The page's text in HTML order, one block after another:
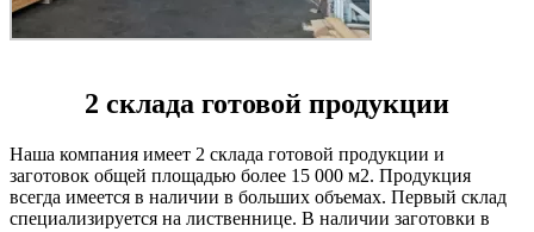
2 склада готовой продукции
Наша компания имеет 2 склада готовой продукции и
заготовок общей площадью более 15 000 м2. Продукция
всегда имеется в наличии в больших объемах. Первый склад
специализируется на лиственнице. В наличии заготовки в